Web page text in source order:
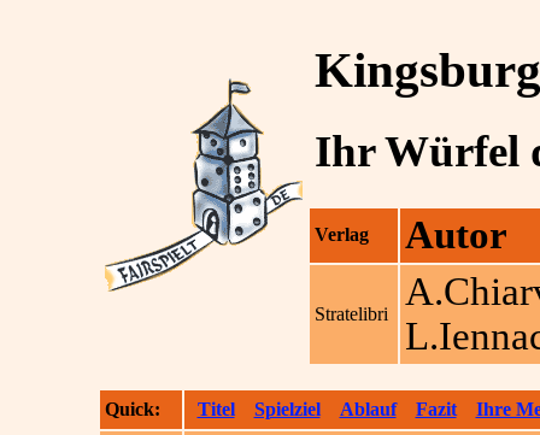
Kingsburg
Ihr Würfel
Verlag Autor
Stratelibri
Quick: Titel Spielziel Ablauf Fazit
Ihre